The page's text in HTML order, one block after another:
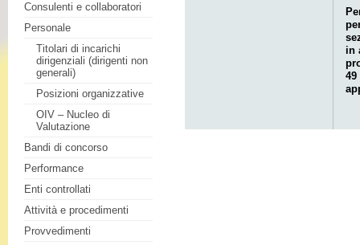
Consulenti e collaboratori
Personale
Titolari di incarichi
dirigenziali (dirigenti non
generali)
Posizioni organizzative
OIV – Nucleo di
Valutazione
Bandi di concorso
Performance
Enti controllati
Attività e procedimenti
Provvedimenti
in
49